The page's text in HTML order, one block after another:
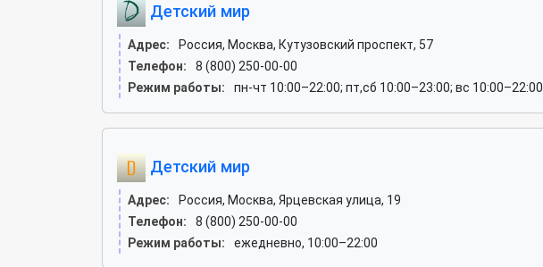
Детский мир
Адрес:
Россия, Москва, Кутузовский проспект, 57
Телефон:
8 (800) 250-00-00
Режим работы:
пн-чт 10:00–22:00; пт,сб 10:00–23:00; вс 10:00–22:00
Детский мир
Адрес:
Россия, Москва, Ярцевская улица, 19
Телефон:
8 (800) 250-00-00
Режим работы:
ежедневно, 10:00–22:00